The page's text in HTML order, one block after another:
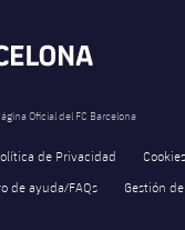
Oficial del FC Barcelona
de Privacidad Cookies
de ayuda/FAQs
Gestión